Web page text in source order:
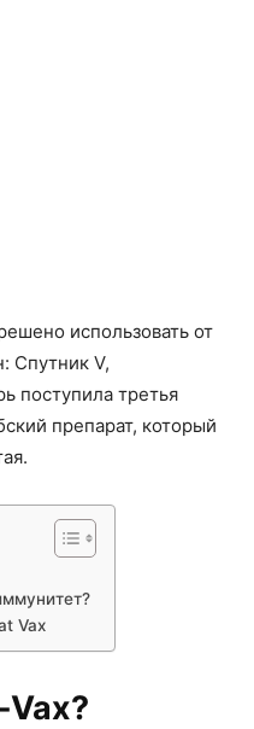
использовать от
Спутник V,
поступила третья
препарат, который
Vax
Vax?